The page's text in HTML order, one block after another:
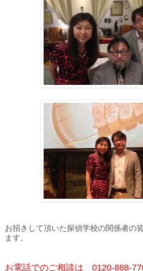
お招きして頂いた探偵学校の関係者の
ます。
お電話でのご相談は 0120-888-